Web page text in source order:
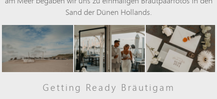
Sand der Dünen Hollands.
Getting Ready Bräutigam